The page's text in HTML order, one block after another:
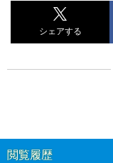
シェアする
閲覧履歴